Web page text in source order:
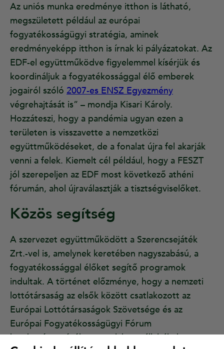
Az uniós munka eredménye itthon is látható,
megszületett például az európai
fogyatékosságügyi stratégia, aminek
eredményeképp itthon is írnak ki pályázatokat. Az
EDF-el együttműködve figyelemmel kísérjük és
koordináljuk a fogyatékossággal élő emberek
jogairól szóló 2007-es ENSZ Egyezmény
végrehajtását is” – mondja Kisari Károly.
Hozzáteszi, hogy a pandémia ugyan ezen a
területen is visszavette a nemzetközi
együttműködéseket, de a fonalat újra fel akarják
venni a felek. Kiemelt cél például, hogy a FESZT
jól szerepeljen az EDF most következő athéni
fórumán, ahol újraválasztják a tisztségviselőket.
Közös segítség
A szervezet együttműködött a Szerencsejáték
Zrt.-vel is, amelynek keretében nagyszabású, a
fogyatékossággal élőket segítő programok
indultak. A történet előzménye, hogy a nemzeti
lottótársaság az elsők között csatlakozott az
Európai Lottótársaságok Szövetsége és az
Európai Fogyatékosságügyi Fórum
kezdeményezéséhez, amelyben vállalták, hogy